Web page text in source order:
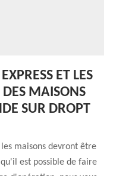
ET LES
MAISONS
SUR DROPT
maisons devront être
est possible de faire